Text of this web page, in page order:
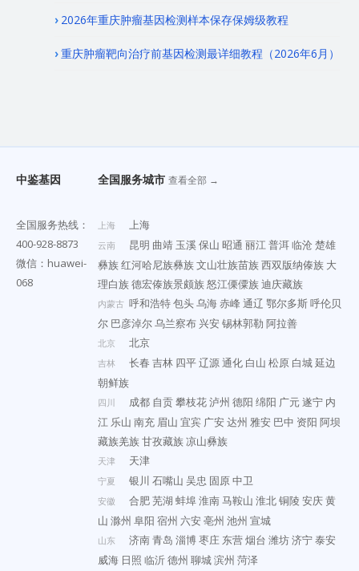
2026年重庆肿瘤基因检测样本保存保姆级教程
重庆肿瘤靶向治疗前基因检测最详细教程（2026年6月）
中鉴基因
全国服务热线：
400-928-8873
微信：huawei-
068
全国服务城市 查看全部 →
上海 上海
云南 昆明 曲靖 玉溪保山 昭通 丽江普洱临沧楚雄
彝族红河哈尼族彝族文山壮族苗族西双版纳傣族 大
理白族德宏傣族景颇族怒江傈僳族迪庆藏族
内蒙古 呼和浩特包头乌海赤峰通辽 鄂尔多斯呼伦贝
尔 巴彦淖尔乌兰察布 兴安锡林郭勒 阿拉善
北京 北京
吉林 长春 吉林 四平辽源通化 白山 松原 白城延边
朝鲜族
四川 成都 自贡攀枝花泸州 德阳 绵阳 广元遂宁 内
江 乐山 南充 眉山 宜宾 广安达州 雅安 巴中 资阳 阿坝
藏族羌族甘孜藏族凉山彝族
天津 天津
宁夏 银川 石嘴山 吴忠 固原中卫
安徽 合肥芜湖 蚌埠淮南马鞍山 淮北铜陵 安庆黄
山 滁州 阜阳 宿州 六安亳州 池州 宣城
山东 济南青岛 淄博枣庄 东营烟台 潍坊济宁泰安
威海 日照 临沂德州 聊城滨州 菏泽